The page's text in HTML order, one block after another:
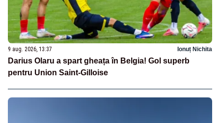
9 aug. 2026, 13:37 Ionuț Nichita
Darius Olaru a spart gheața în Belgia! Gol superb
pentru Union Saint-Gilloise